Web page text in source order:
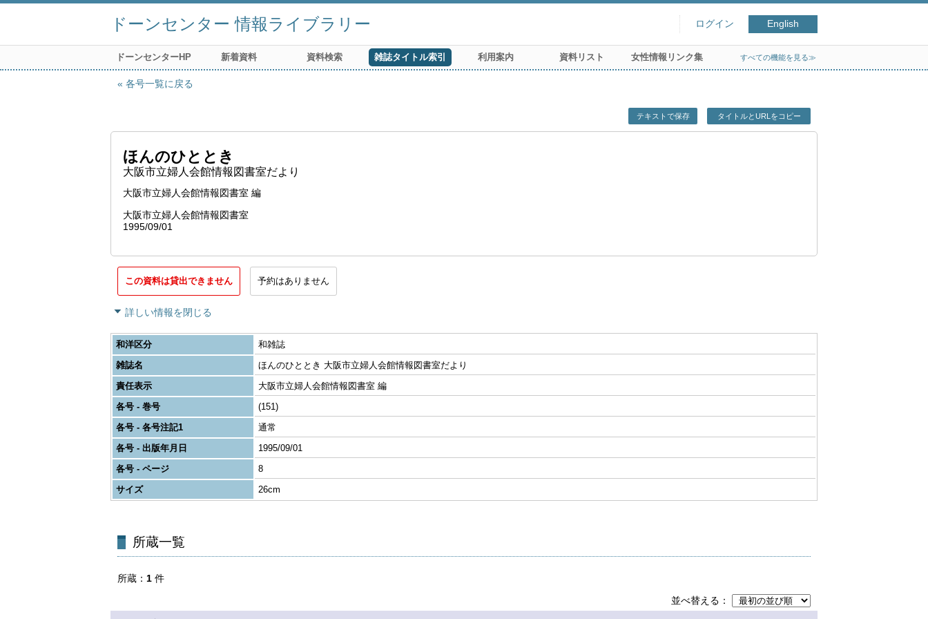
ドーンセンター 情報ライブラリー ログイン English
ドーンセンターHP 新着資料 資料検索 雑誌タイトル索引 利用案内 資料リスト 女性情報リンク集 すべての機能を見る≫
各号一覧に戻る
テキストで保存 タイトルとURLをコピー
ほんのひととき
大阪市立婦人会館情報図書室だより
大阪市立婦人会館情報図書室 編
大阪市立婦人会館情報図書室
1995/09/01
この資料は貸出できません 予約はありません
詳しい情報を閉じる
和洋区分
和雑誌
雑誌名
ほんのひととき 大阪市立婦人会館情報図書室だより
責任表示
大阪市立婦人会館情報図書室 編
各号 - 巻号
(151)
各号 - 各号注記1
通常
各号 - 出版年月日
1995/09/01
各号 - ページ
8
サイズ
26cm
所蔵一覧
所蔵 1 件
並べ替える